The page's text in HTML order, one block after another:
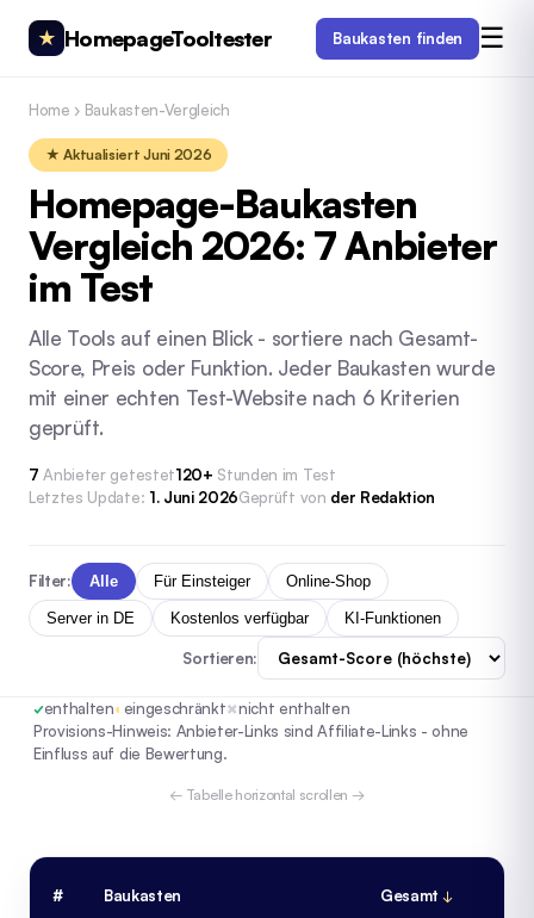
★ HomepageTooltester Baukasten finden ☰
Home › Baukasten-Vergleich
★ Aktualisiert Juni 2026
Homepage-Baukasten
Vergleich 2026: 7 Anbieter
im Test
Alle Tools auf einen Blick - sortiere nach Gesamt-
Score, Preis oder Funktion. Jeder Baukasten wurde
mit einer echten Test-Website nach 6 Kriterien
geprüft.
7 Anbieter getestet120+ Stunden im Test
Letztes Update: 1. Juni 2026Geprüft von der Redaktion
Filter: Alle Für Einsteiger Online-Shop
Server in DE Kostenlos verfügbar KI-Funktionen
Sortieren:
✓enthalten◐ eingeschränkt✗nicht enthalten
Provisions-Hinweis: Anbieter-Links sind Affiliate-Links - ohne
Einfluss auf die Bewertung.
← Tabelle horizontal scrollen →
# Baukasten Gesamt